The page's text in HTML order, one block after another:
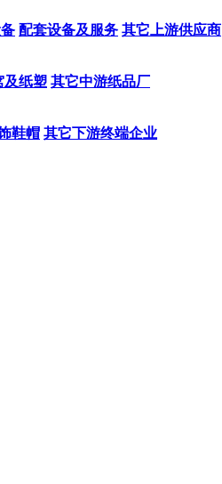
配套设备及服务 其它上游供应商
及纸塑 其它中游纸品厂
鞋帽 其它下游终端企业